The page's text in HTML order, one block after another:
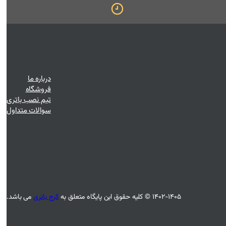
درباره ما
فروشگاه
تیم نصب باتری
سوالات متداول
۱۴۰۲-۱۴۰۵ © کلیه حقوق این پایگاه متعلق به کرج باتریمی باشد.